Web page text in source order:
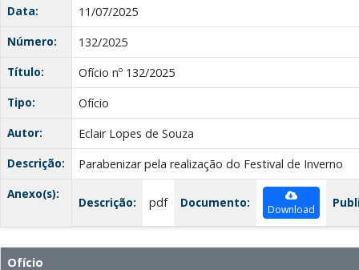
Data:
11/07/2025
Número:
132/2025
Título:
Ofício nº 132/2025
Tipo:
Ofício
Autor:
Eclair Lopes de Souza
Descrição:
Parabenizar pela realização do Festival de Inverno
Anexo(s):
Descrição: pdf Documento: Download
Ofício